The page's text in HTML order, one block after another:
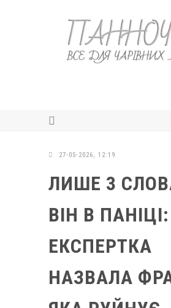
27-05-2026, 12:19
ЛИШЕ 3
ВІН В ПАНІЦІ:
ЕКСПЕРТКА
НАЗВАЛА